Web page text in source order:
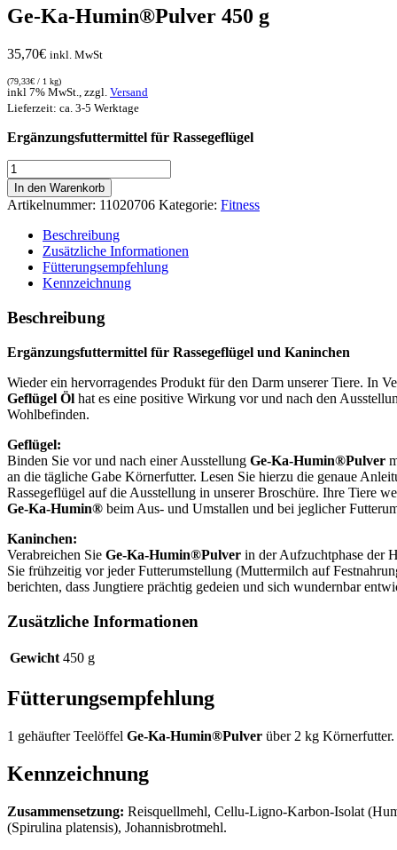
Ge-Ka-Humin®Pulver 450 g
35,70€ inkl. MwSt
(79,33€ / 1 kg)
inkl 7% MwSt., zzgl. Versand
Lieferzeit: ca. 3-5 Werktage
Ergänzungsfuttermittel für Rassegeflügel
Ge-
Ka-
Humin®Pulver
450
Menge
In den Warenkorb
Artikelnummer: 11020706 Kategorie: Fitness
Beschreibung
Zusätzliche Informationen
Fütterungsempfehlung
Kennzeichnung
Beschreibung
Ergänzungsfuttermittel für Rassegeflügel und Kaninchen
Wieder ein hervorragendes Produkt für den Darm unserer Tiere. In
Geflügel Öl hat es eine positive Wirkung vor und nach den
Wohlbefinden.
Geflügel:
Binden Sie vor und nach einer Ausstellung Ge-Ka-Humin®Pulver
an die tägliche Gabe Körnerfutter. Lesen Sie hierzu die genaue
Rassegeflügel auf die Ausstellung in unserer Broschüre. Ihre Tiere
Ge-Ka-Humin® beim Aus- und Umstallen und bei jeglicher
Kaninchen:
Verabreichen Sie Ge-Ka-Humin®Pulver in der Aufzuchtphase der
Sie frühzeitig vor jeder Futterumstellung (Muttermilch auf
berichten, dass Jungtiere prächtig gedeien und sich wundernbar
Zusätzliche Informationen
Gewicht 450 g
Fütterungsempfehlung
1 gehäufter Teelöffel Ge-Ka-Humin®Pulver über 2 kg Körnerfutter.
Kennzeichnung
Zusammensetzung: Reisquellmehl, Cellu-Ligno-Karbon-Isolat
(Spirulina platensis), Johannisbrotmehl.